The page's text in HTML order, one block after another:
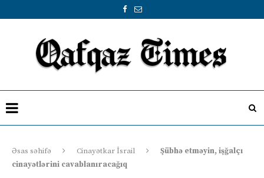
Əsas səhifə Cinayətkar İsrail
Şübhə etməyin, işğalçı
cinayətlərini cavablanıracağıq